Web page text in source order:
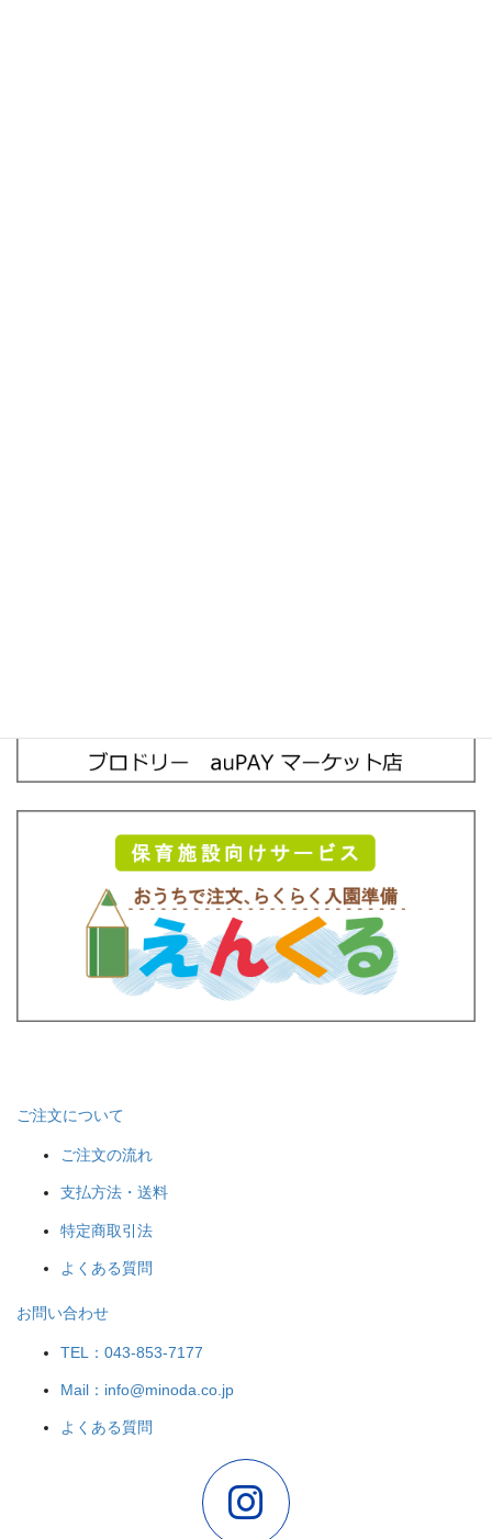
ご注文について
ご注文の流れ
支払方法・送料
特定商取引法
よくある質問
お問い合わせ
TEL：043-853-7177
Mail：info@minoda.co.jp
よくある質問